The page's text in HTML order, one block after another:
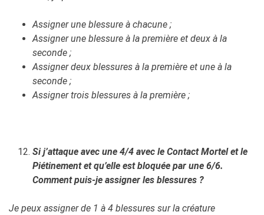
Assigner une blessure à chacune ;
Assigner une blessure à la première et deux à la
seconde ;
Assigner deux blessures à la première et une à la
seconde ;
Assigner trois blessures à la première ;
Si j’attaque avec une 4/4 avec le Contact Mortel et le
Piétinement et qu’elle est bloquée par une 6/6.
Comment puis-je assigner les blessures ?
Je peux assigner de 1 à 4 blessures sur la créature